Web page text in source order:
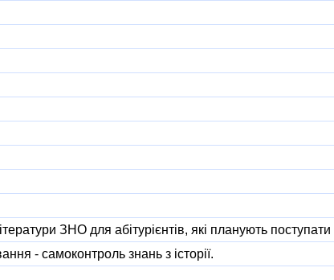
ЗНО для абітурієнтів, які планують
- самоконтроль знань з історії.